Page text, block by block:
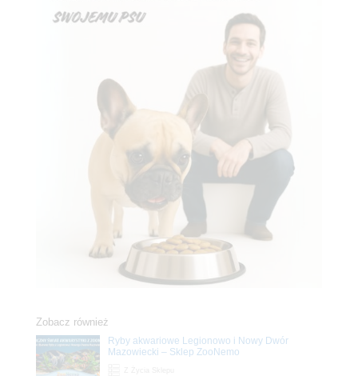
Zobacz również
Ryby akwariowe Legionowo i Nowy Dwór
Mazowiecki – Sklep ZooNemo